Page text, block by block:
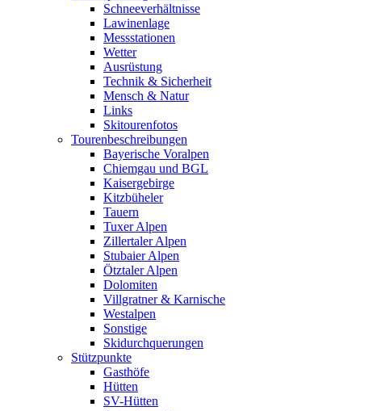
Schneeverhältnisse
Lawinenlage
Messstationen
Wetter
Ausrüstung
Technik & Sicherheit
Mensch & Natur
Links
Skitourenfotos
Tourenbeschreibungen
Bayerische Voralpen
Chiemgau und BGL
Kaisergebirge
Kitzbüheler
Tauern
Tuxer Alpen
Zillertaler Alpen
Stubaier Alpen
Ötztaler Alpen
Dolomiten
Villgratner & Karnische
Westalpen
Sonstige
Skidurchquerungen
Stützpunkte
Gasthöfe
Hütten
SV-Hütten